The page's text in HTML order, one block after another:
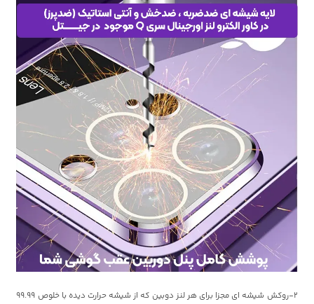
2-روکش شیشه ای مجزا برای هر لنز دوبین که از شیشه حرارت دیده با خلوص 99.99